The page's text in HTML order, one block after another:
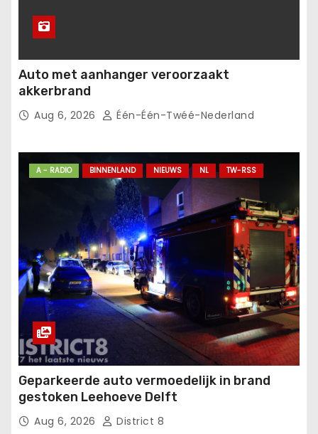
Auto met aanhanger veroorzaakt
akkerbrand
Aug 6, 2026 Één-Één-Twéé-Nederland
A - RADIO BINNENLAND NIEUWS NL TW-RSS
Geparkeerde auto vermoedelijk in brand
gestoken Leehoeve Delft
Aug 6, 2026 District 8